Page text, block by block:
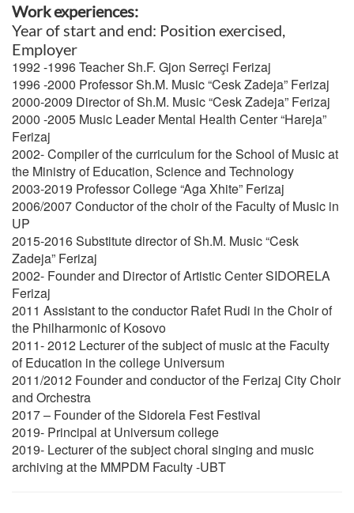
Work experiences:
Year of start and end: Position exercised,
Employer
1992 -1996 Teacher Sh.F. Gjon Serreçi Ferizaj
1996 -2000 Professor Sh.M. Music “Cesk Zadeja” Ferizaj
2000-2009 Director of Sh.M. Music “Cesk Zadeja” Ferizaj
2000 -2005 Music Leader Mental Health Center “Hareja”
Ferizaj
2002- Compiler of the curriculum for the School of Music at
the Ministry of Education, Science and Technology
2003-2019 Professor College “Aga Xhite” Ferizaj
2006/2007 Conductor of the choir of the Faculty of Music in
UP
2015-2016 Substitute director of Sh.M. Music “Cesk
Zadeja” Ferizaj
2002- Founder and Director of Artistic Center SIDORELA
Ferizaj
2011 Assistant to the conductor Rafet Rudi in the Choir of
the Philharmonic of Kosovo
2011- 2012 Lecturer of the subject of music at the Faculty
of Education in the college Universum
2011/2012 Founder and conductor of the Ferizaj City Choir
and Orchestra
2017 – Founder of the Sidorela Fest Festival
2019- Principal at Universum college
2019- Lecturer of the subject choral singing and music
archiving at the MMPDM Faculty -UBT